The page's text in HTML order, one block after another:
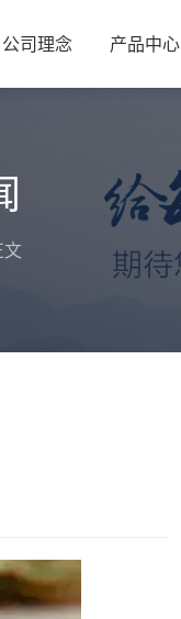
公司理念 产品中心
文